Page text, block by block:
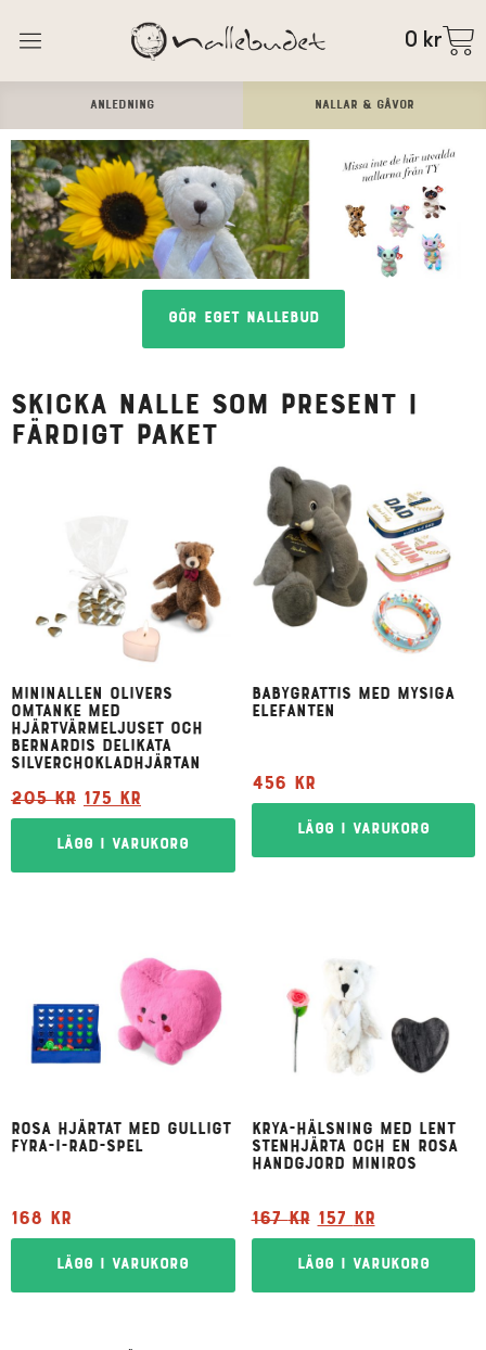
0 kr
ANLEDNING Nallar & Gåvor
Gör eget Nallebud
Skicka nalle som present i
färdigt paket
Mininallen Olivers
omtanke med
hjärtvärmeljuset och
Bernardis delikata
silverchokladhjärtan
205kr 175 kr
Lägg i varukorg
Babygrattis med mysiga
elefanten
456 kr
Lägg i varukorg
Rosa hjärtat med gulligt
fyra-i-rad-spel
168 kr
Lägg i varukorg
Krya-hälsning med lent
stenhjärta och en rosa
handgjord miniros
167kr 157 kr
Lägg i varukorg